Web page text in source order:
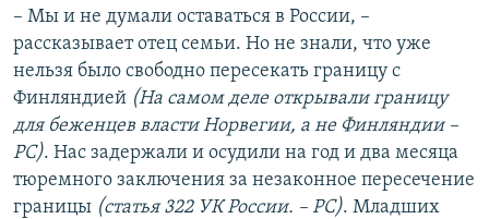
– Мы и не думали оставаться в России, –
рассказывает отец семьи. Но не знали, что уже
нельзя было свободно пересекать границу с
Финляндией (На самом деле открывали границу
для беженцев власти Норвегии, а не Финляндии –
РС). Нас задержали и осудили на год и два месяца
тюремного заключения за незаконное пересечение
границы (статья 322 УК России. – РС). Младших